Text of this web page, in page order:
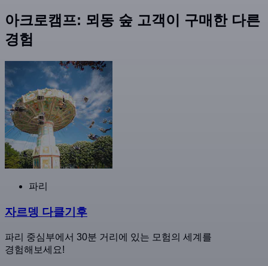
아크로캠프: 뫼동 숲 고객이 구매한 다른
경험
파리
자르뎅 다클기후
파리 중심부에서 30분 거리에 있는 모험의 세계를
경험해보세요!